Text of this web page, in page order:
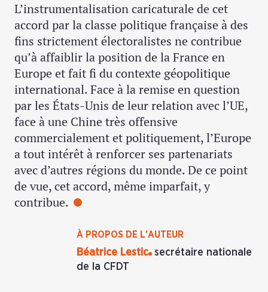
À PROPOS DE L'AUTEUR
Béatrice Lestic secrétaire nationale
de la CFDT
L’instrumentalisation caricaturale de cet
accord par la classe politique française à des
fins strictement électoralistes ne contribue
qu’à affaiblir la position de la France en
Europe et fait fi du contexte géopolitique
international. Face à la remise en question
par les États-Unis de leur relation avec l’UE,
face à une Chine très offensive
commercialement et politiquement, l’Europe
a tout intérêt à renforcer ses partenariats
avec d’autres régions du monde. De ce point
de vue, cet accord, même imparfait, y
contribue.